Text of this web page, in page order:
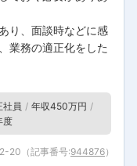
り、面談時などに感
業務の適正化をした
社員
年収450万円
度
20 （記事番号:944876）